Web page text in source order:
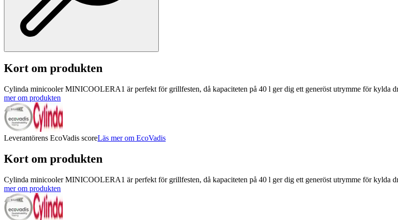
Kort om produkten
Cylinda minicooler MINICOOLERA1 är perfekt för grillfesten, då kapaciteten på 40 l ger dig ett generöst utrymme för kylda
mer om produkten
Leverantörens EcoVadis scoreLäs mer om EcoVadis
Kort om produkten
Cylinda minicooler MINICOOLERA1 är perfekt för grillfesten, då kapaciteten på 40 l ger dig ett generöst utrymme för kylda
mer om produkten